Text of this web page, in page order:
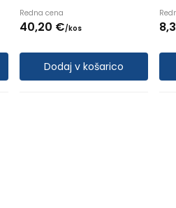
Redna cena
40,20 €/ kos
Dodaj v košarico
8,